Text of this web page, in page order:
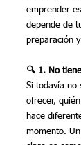
emprender
depende de
preparación
🔍 1. No
Si todavía no
ofrecer,
hace
momento.